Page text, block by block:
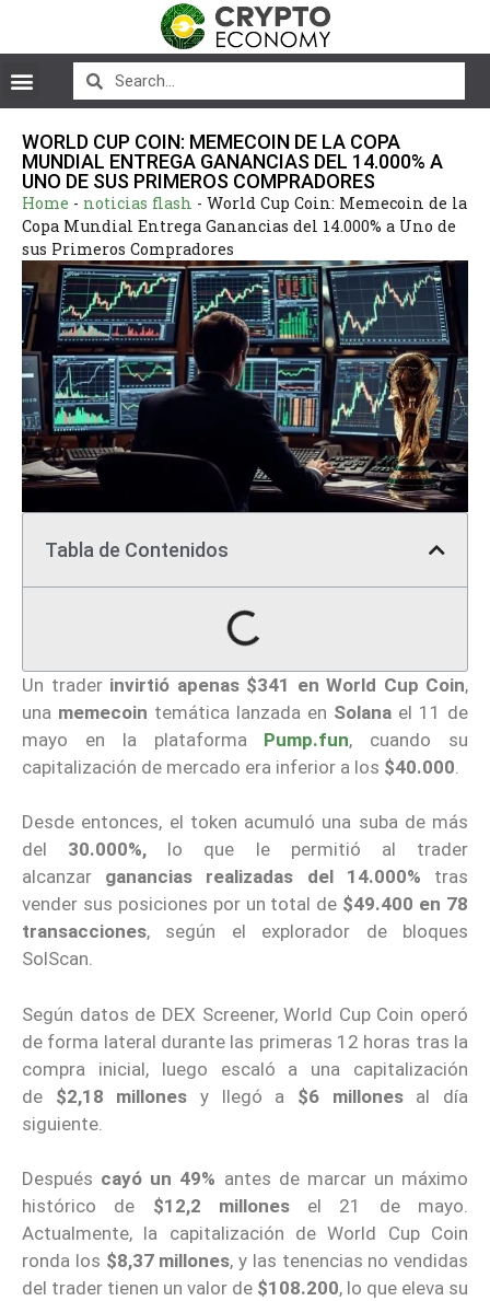
WORLD CUP COIN: MEMECOIN DE LA COPA
MUNDIAL ENTREGA GANANCIAS DEL 14.000% A
UNO DE SUS PRIMEROS COMPRADORES
Home - noticias flash - World Cup Coin: Memecoin de la
Copa Mundial Entrega Ganancias del 14.000% a Uno de
sus Primeros Compradores
Tabla de Contenidos
Un trader invirtió apenas $341 en World Cup Coin,
una memecoin temática lanzada en Solana el 11 de
mayo en la plataforma Pump.fun, cuando su
capitalización de mercado era inferior a los $40.000
Desde entonces, el token acumuló una suba de más
del 30.000%, lo que le permitió al trader
alcanzar ganancias realizadas del 14.000% tras
vender sus posiciones por un total de $49.400 en 78
transacciones, según el explorador de bloques
SolScan.
Según datos de DEX Screener, World Cup Coin operó
de forma lateral durante las primeras 12 horas tras la
compra inicial, luego escaló a una capitalización
de $2,18 millones y llegó a $6 millonesal día
siguiente.
Después cayó un 49% antes de marcar un máximo
histórico de $12,2 millonesel 21 de mayo.
Actualmente, la capitalización de World Cup Coin
ronda los $8,37 millones, y las tenencias no vendidas
del trader tienen un valor de $108.200, lo que eleva su